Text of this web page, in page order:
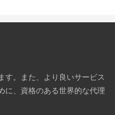
す。また、より良いサービス
に、資格のある世界的な代理